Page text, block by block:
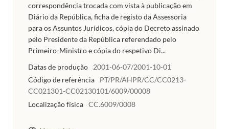
correspondência trocada com vista à publicação em
Diário da República, ficha de registo da Assessoria
para os Assuntos Jurídicos, cópia do Decreto assinado
pelo Presidente da República referendado pelo
Primeiro-Ministro e cópia do respetivo Di...
Datas de produção
2001-06-07/2001-10-01
Código de referência
PT/PR/AHPR/CC/CC0213-
CC021301-CC02130101/6009/00008
Localização física CC.6009/0008